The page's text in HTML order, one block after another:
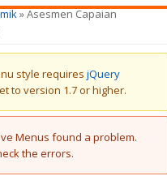
» Asesmen Capaian
message
style requires jQuery
to version 1.7 or higher.
Menus found a problem.
the errors.